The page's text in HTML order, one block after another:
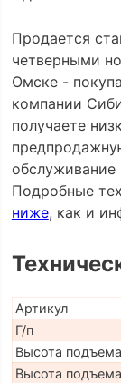
Продается
четверными
Омске -
компании
получаете
обслуживание
Подробные
ниже, как и
Артикул
Г/п
Высота подъема
Высота